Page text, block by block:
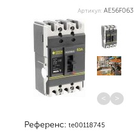
Артикул: AE56F063
< >
Референс: te00118745